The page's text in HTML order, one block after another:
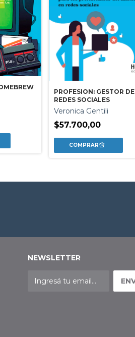
PROFESION: GESTOR DE
REDES SOCIALES
Veronica Gentili
$57.700,00
NEWSLETTER